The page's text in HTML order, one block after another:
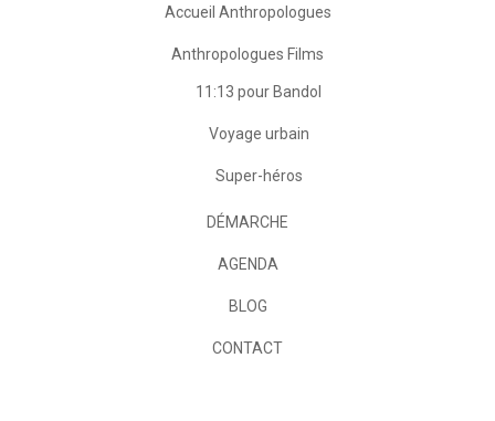
Accueil Anthropologues
Anthropologues Films
11:13 pour Bandol
Voyage urbain
Super-héros
DÉMARCHE
AGENDA
BLOG
CONTACT